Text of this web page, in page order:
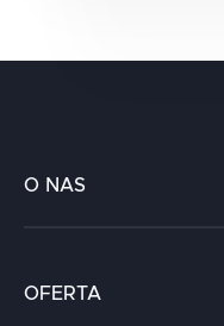
O NAS
Kariera
OFERTA